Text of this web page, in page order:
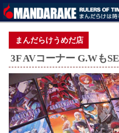
まんだらけうめだ店
3F AVコーナー G.Wも